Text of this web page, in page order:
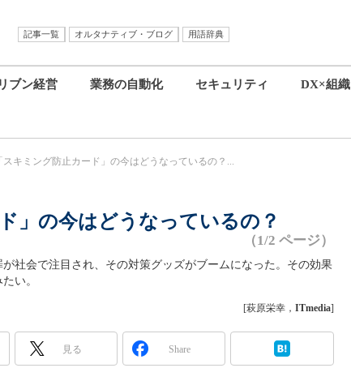
記事一覧 オルタナティブ・ブログ
用語辞典
ブン経営 業務の自動化 セキュリティ DX×組織
「スキミング防止カード」の今はどうなっているの？...
」の今はどうなっているの？
（1/2 ページ）
社会で注目され、その対策グッズがブームになった。その効果
い。
[萩原栄幸， ITmedia]
見る Share